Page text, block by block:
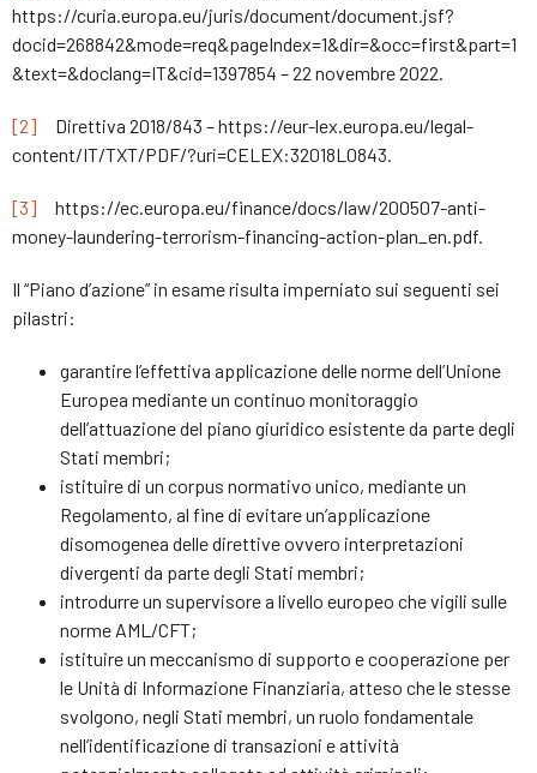
https://curia.europa.eu/juris/document/document.jsf?
docid=268842&mode=req&pageIndex=1&dir=&occ=first&part=1
&text=&doclang=IT&cid=1397854 – 22 novembre 2022.
[2] Direttiva 2018/843 – https://eur-lex.europa.eu/legal-
content/IT/TXT/PDF/?uri=CELEX:32018L0843.
[3] https://ec.europa.eu/finance/docs/law/200507-anti-
money-laundering-terrorism-financing-action-plan_en.pdf.
Il “Piano d’azione” in esame risulta imperniato sui seguenti sei
pilastri:
garantire l’effettiva applicazione delle norme dell’Unione
Europea mediante un continuo monitoraggio
dell’attuazione del piano giuridico esistente da parte degli
Stati membri;
istituire di un corpus normativo unico, mediante un
Regolamento, al fine di evitare un’applicazione
disomogenea delle direttive ovvero interpretazioni
divergenti da parte degli Stati membri;
introdurre un supervisore a livello europeo che vigili sulle
norme AML/CFT;
istituire un meccanismo di supporto e cooperazione per
le Unità di Informazione Finanziaria, atteso che le stesse
svolgono, negli Stati membri, un ruolo fondamentale
nell’identificazione di transazioni e attività